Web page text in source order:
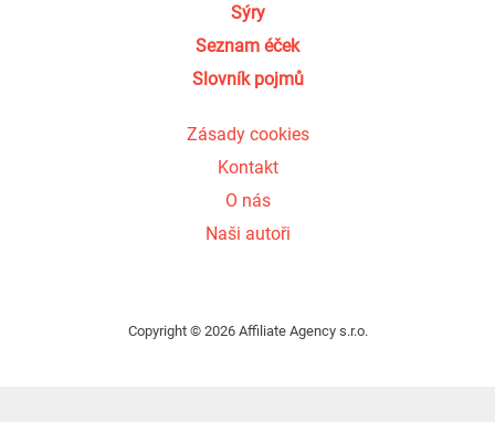
Sýry
Seznam éček
Slovník pojmů
Zásady cookies
Kontakt
O nás
Naši autoři
Copyright © 2026 Affiliate Agency s.r.o.